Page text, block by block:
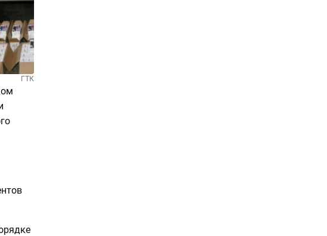
ГТК